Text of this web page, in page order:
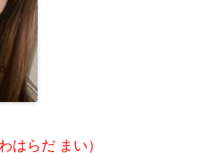
はらだ まい）